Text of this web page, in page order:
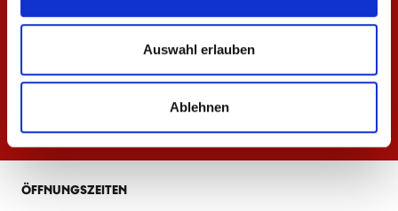
Auswahl erlauben
Ablehnen
ÖFFNUNGSZEITEN